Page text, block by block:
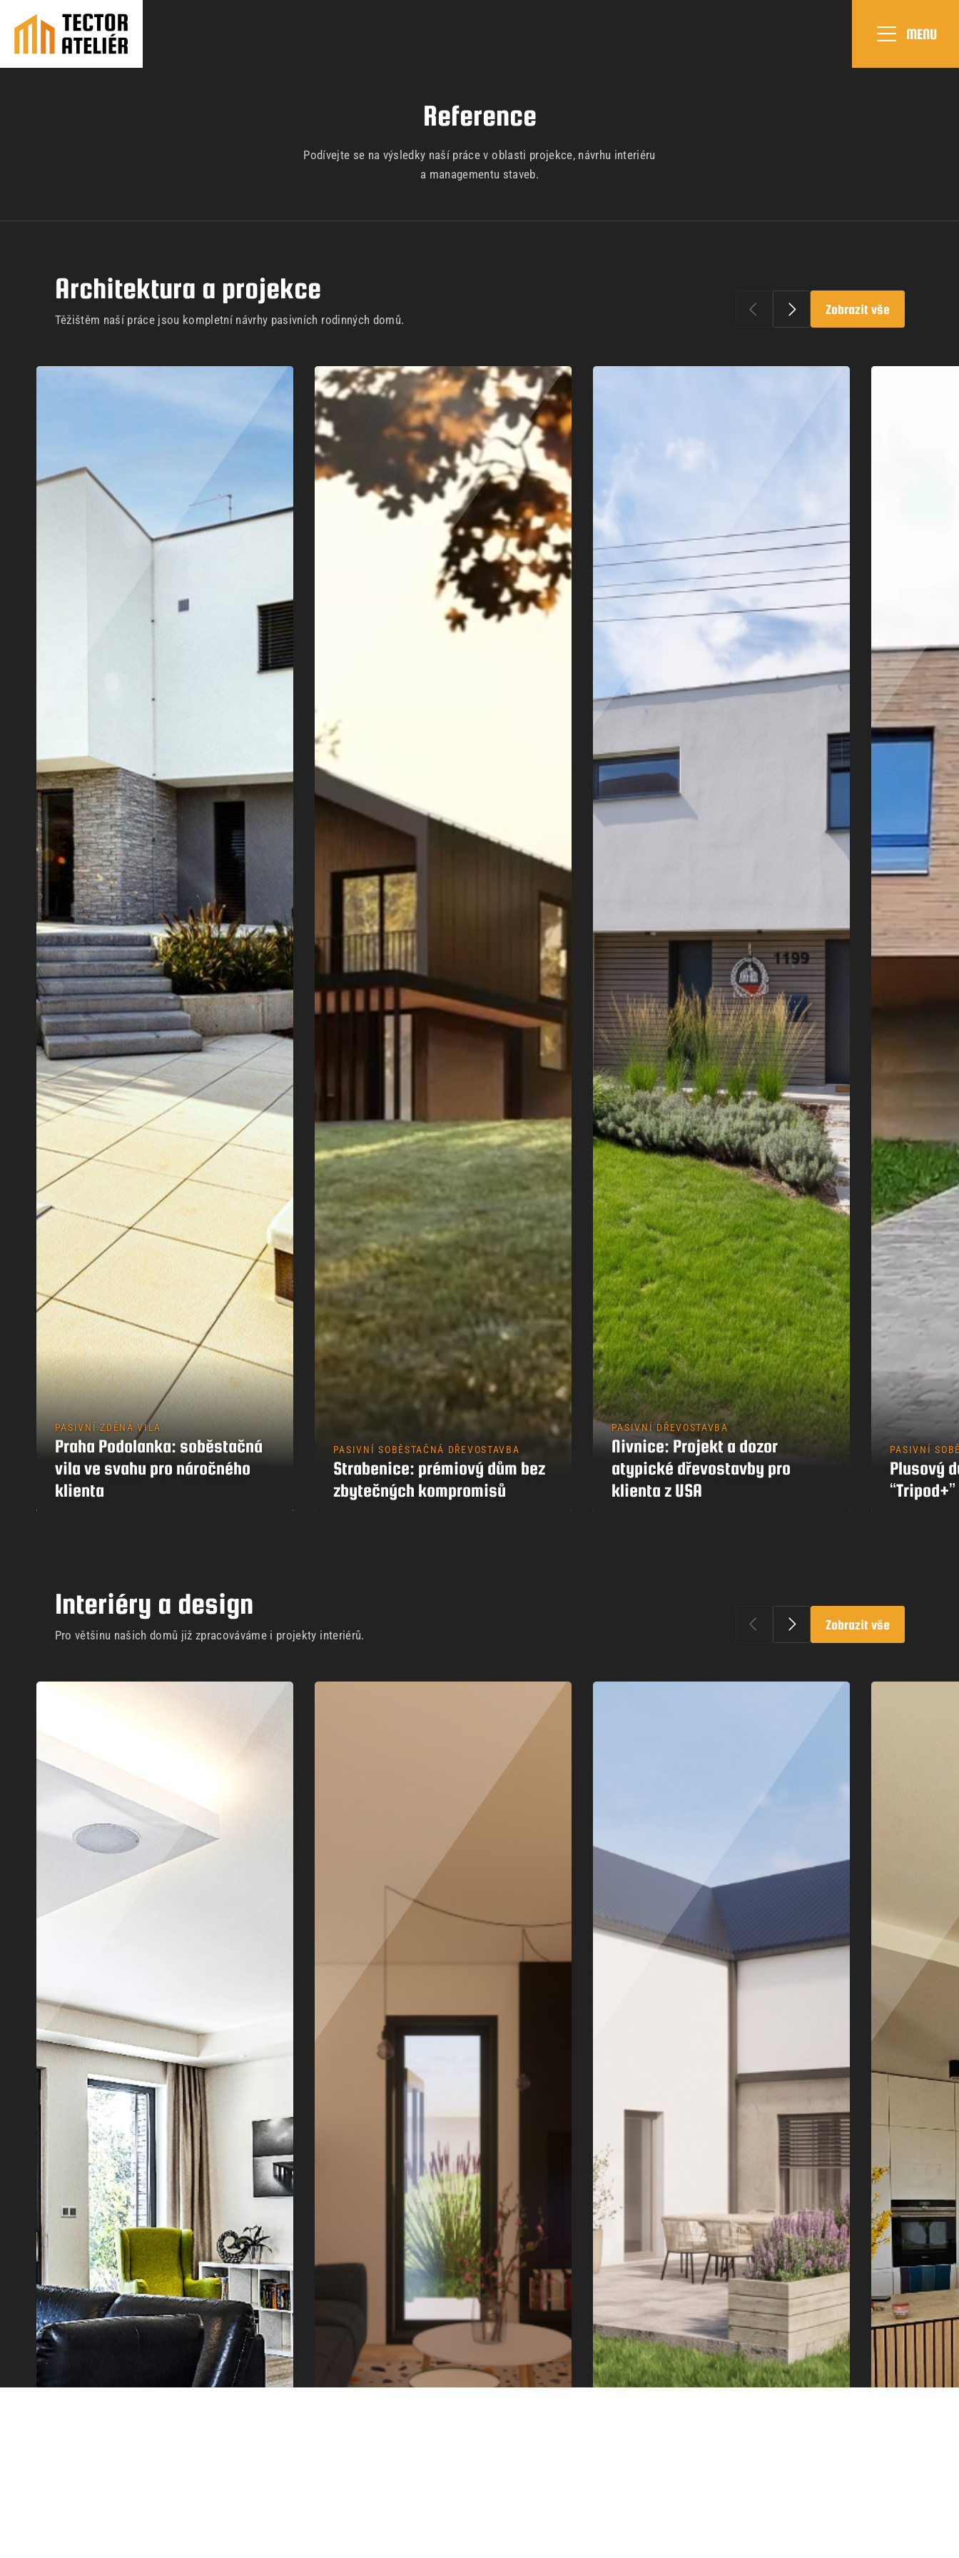
MENU
Úvod
Naše služby
Reference
Průvodce stavbou
O ateliéru
Řekli o nás
Kontakty
office@tector-atelier.cz +420 775 996 300
Reference
Podívejte se na výsledky naší práce v oblasti projekce, návrhu interiéru
a managementu staveb.
Architektura a projekce
Těžištěm naší práce jsou kompletní návrhy pasivních rodinných domů.
Zobrazit vše
PASIVNÍ ZDĚNÁ VILA
Praha Podolanka: soběstačná
vila ve svahu pro náročného
klienta
PASIVNÍ SOBĚSTAČNÁ DŘEVOSTAVBA
Strabenice: prémiový dům bez
zbytečných kompromisů
PASIVNÍ DŘEVOSTAVBA
Nivnice: Projekt a dozor
atypické dřevostavby pro
klienta z USA
PASIVNÍ
Plusový
“Tripod+”
Interiéry a design
Pro většinu našich domů již zpracováváme i projekty interiérů.
Zobrazit vše